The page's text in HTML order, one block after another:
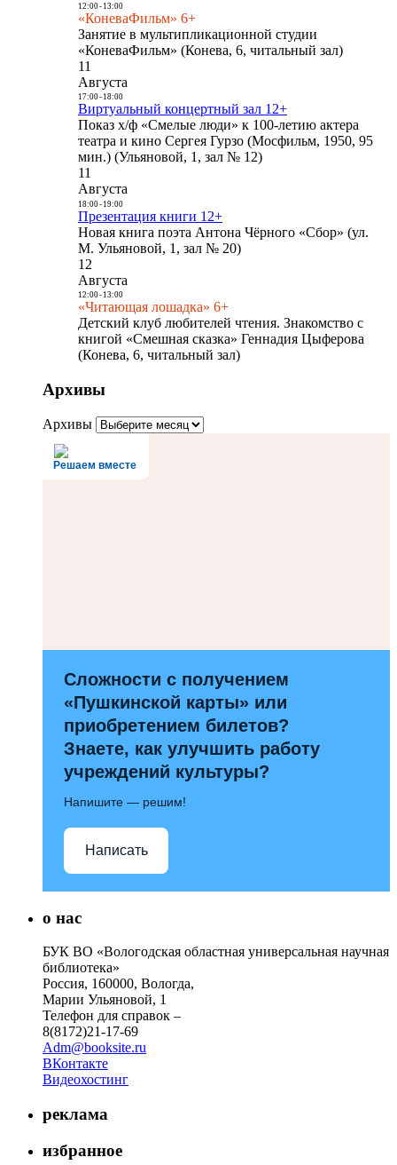
12:00- 13:00
«КоневаФильм» 6+
Занятие в мультипликационной студии
«КоневаФильм» (Конева, 6, читальный зал)
11
Августа
17:00- 18:00
Виртуальный концертный зал 12+
Показ х/ф «Смелые люди» к 100-летию актера
театра и кино Сергея Гурзо (Мосфильм, 1950, 95
мин.) (Ульяновой, 1, зал № 12)
11
Августа
18:00- 19:00
Презентация книги 12+
Новая книга поэта Антона Чёрного «Сбор» (ул.
М. Ульяновой, 1, зал № 20)
12
Августа
12:00- 13:00
«Читающая лошадка» 6+
Детский клуб любителей чтения. Знакомство с
книгой «Смешная сказка» Геннадия Цыферова
(Конева, 6, читальный зал)
Архивы
Архивы
Решаем вместе
Сложности с получением
«Пушкинской карты» или
приобретением билетов?
Знаете, как улучшить работу
учреждений культуры?
Напишите — решим!
Написать
о нас
БУК ВО «Вологодская областная универсальная научная
библиотека»
Россия, 160000, Вологда,
Марии Ульяновой, 1
Телефон для справок –
8(8172)21-17-69
Adm@booksite.ru
ВКонтакте
Видеохостинг
реклама
избранное